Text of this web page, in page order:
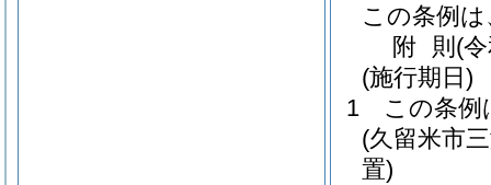
この条例
附 則 (
(施行期日)
1
この条例
(久留米市
置)